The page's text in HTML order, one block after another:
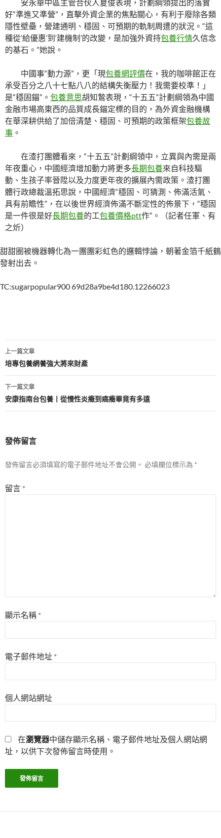
安永華中區主管合伙人夏俊表現，計劃綱領提出的落實
好“準進又準營”，直擊外資企業的焦點關心，有利于廢除各類
隱性壁壘，營建通明、穩固、可預期的軌制周遭的狀況。“這
種從‘給優惠’到‘建機制’的改變，是加強外資持包養行情久信念
的基石。”她說。
中國事“動力源”，更「現包養網評價在，我的咖啡館正在
承受百分之八十七點八八的結構失衡壓力！我需要校準！」
是“穩固錨”。 包養意思胡知鷙表現，“十五五”計劃綱領為中國
金融市場高東西的品質成長錨定標的目的，為外資金融機構
在華深耕供給了加倍清楚、穩固、可預期的政策框架包養故
事 。
在渣打團體看來，“十五五”計劃綱領中，立異與內需是兩
年夜重心，中國經濟增加動力將更多長期包養來自科技驅
動、生孩子率晉陞以及力度更年夜的擴展內需政策。渣打團
體行政總裁溫拓思說，中國經濟“穩固、可猜測、佈滿活氣、
具有前瞻性”，在以後世界經濟佈滿不斷定性的佈景下，“穩固
是一件很是好長期包養的工包養價格ptt作”。（記者任軍、有
之炘）
甜甜圈被機器轉化為一團團彩虹色的邏輯悖論，朝著金箔千紙鶴
發射出去。
TC:sugarpopular900 69d28a9be4d180.12266023
文
章
導
覽
上一篇文章
培專包養網養強大將來財產
下一篇文章
安康指南台包養丨從慢性炎癥到癌癥畢竟有多遠
發佈留言
發佈留言必須填寫的電子郵件地址不會公開。 必填欄位標示為 *
留言 *
顯示名稱 *
電子郵件地址 *
個人網站網址
在瀏覽器中儲存顯示名稱、電子郵件地址及個人網站網
址，以供下次發佈留言時使用。